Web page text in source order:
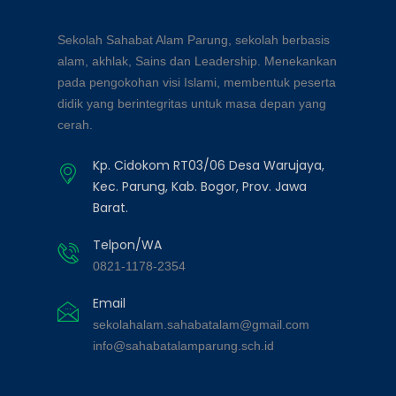
Sekolah Sahabat Alam Parung, sekolah berbasis
alam, akhlak, Sains dan Leadership. Menekankan
pada pengokohan visi Islami, membentuk peserta
didik yang berintegritas untuk masa depan yang
cerah.
Kp. Cidokom RT03/06 Desa Warujaya,
Kec. Parung, Kab. Bogor, Prov. Jawa
Barat.
Telpon/WA
0821-1178-2354
Email
sekolahalam.sahabatalam@gmail.com
info@sahabatalamparung.sch.id